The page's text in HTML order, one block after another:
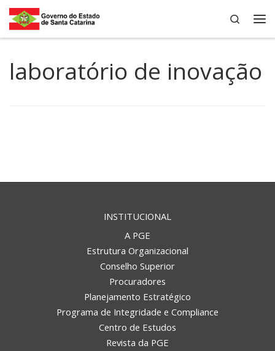
Skip to content
Search
laboratório de inovação
INSTITUCIONAL
A PGE
Estrutura Organizacional
Conselho Superior
Procuradores
Planejamento Estratégico
Programa de Integridade e Compliance
Centro de Estudos
Revista da PGE